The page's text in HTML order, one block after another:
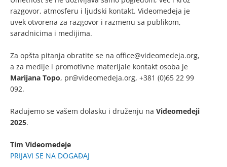
razgovor, atmosferu i ljudski kontakt. Videomedeja je
uvek otvorena za razgovor i razmenu sa publikom,
saradnicima i medijima.
Za opšta pitanja obratite se na office@videomedeja.org,
a za medije i promotivne materijale kontakt osoba je
Marijana Topo, pr@videomedeja.org, +381 (0)65 22 99
092.
Radujemo se vašem dolasku i druženju na Videomedeji
2025.
Tim Videomedeje
PRIJAVI SE NA DOGAĐAJ